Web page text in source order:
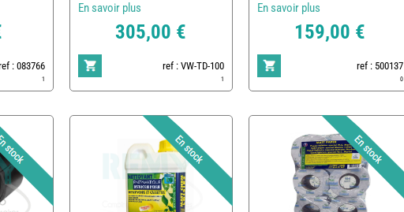
: 083766
1
En savoir plus
305,00 €
ref : VW-TD-100
1
En savoir plus
159,00 €
ref : 500137
0